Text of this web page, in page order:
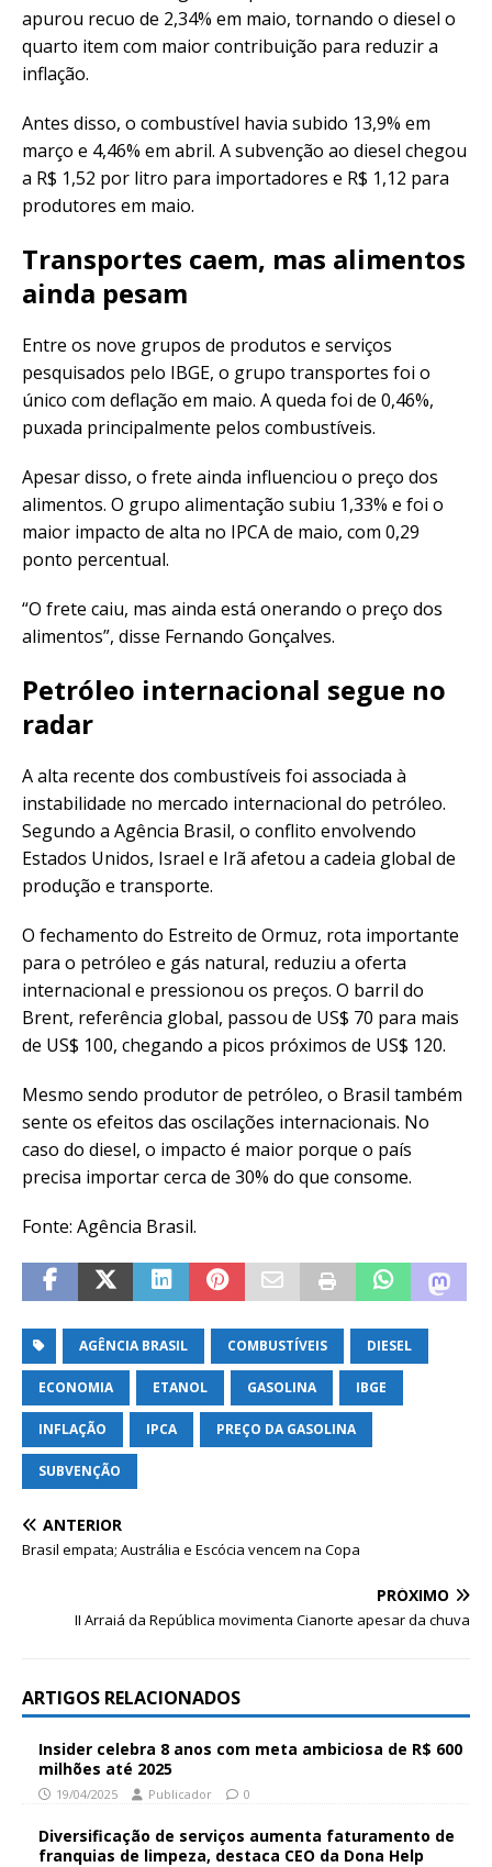
apurou recuo de 2,34% em maio, tornando o diesel o
quarto item com maior contribuição para reduzir a
inflação.
Antes disso, o combustível havia subido 13,9% em
março e 4,46% em abril. A subvenção ao diesel chegou
a R$ 1,52 por litro para importadores e R$ 1,12 para
produtores em maio.
Transportes caem, mas alimentos
ainda pesam
Entre os nove grupos de produtos e serviços
pesquisados pelo IBGE, o grupo transportes foi o
único com deflação em maio. A queda foi de 0,46%,
puxada principalmente pelos combustíveis.
Apesar disso, o frete ainda influenciou o preço dos
alimentos. O grupo alimentação subiu 1,33% e foi o
maior impacto de alta no IPCA de maio, com 0,29
ponto percentual.
“O frete caiu, mas ainda está onerando o preço dos
alimentos”, disse Fernando Gonçalves.
Petróleo internacional segue no
radar
A alta recente dos combustíveis foi associada à
instabilidade no mercado internacional do petróleo.
Segundo a Agência Brasil, o conflito envolvendo
Estados Unidos, Israel e Irã afetou a cadeia global de
produção e transporte.
O fechamento do Estreito de Ormuz, rota importante
para o petróleo e gás natural, reduziu a oferta
internacional e pressionou os preços. O barril do
Brent, referência global, passou de US$ 70 para mais
de US$ 100, chegando a picos próximos de US$ 120.
Mesmo sendo produtor de petróleo, o Brasil também
sente os efeitos das oscilações internacionais. No
caso do diesel, o impacto é maior porque o país
precisa importar cerca de 30% do que consome.
Fonte: Agência Brasil.
AGÊNCIA BRASIL COMBUSTÍVEIS DIESEL
ECONOMIA ETANOL GASOLINA IBGE
INFLAÇÃO IPCA PREÇO DA GASOLINA
SUBVENÇÃO
ANTERIOR
Brasil empata; Austrália e Escócia vencem na Copa
PRÓXIMO
II Arraiá da República movimenta Cianorte apesar da chuva
ARTIGOS RELACIONADOS
Insider celebra 8 anos com meta ambiciosa de R$ 600
milhões até 2025
19/04/2025 Publicador 0
Diversificação de serviços aumenta faturamento de
franquias de limpeza, destaca CEO da Dona Help